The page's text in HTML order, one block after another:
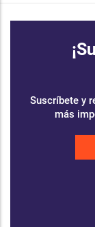
Suscríbete y
más